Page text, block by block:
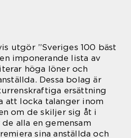
utgör ”Sveriges 100 bäst
imponerande lista av
höga löner och
Dessa bolag är
ersättning
att locka talanger inom
om de skiljer sig åt i
alla en gemensam
sina anställda och